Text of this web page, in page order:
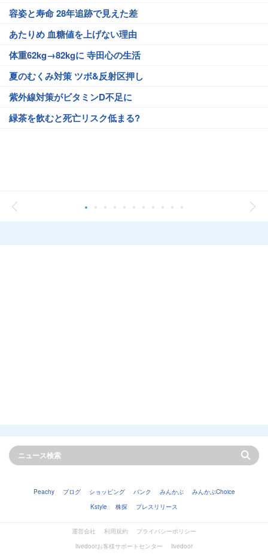
容姿と寿命 28年追跡で見えた差
あたりめ 血糖値を上げない理由
体重62kg→82kgに 寺田心の生活
夏のむくみ対策 ツボ&反射区押し
紫外線対策がビタミンD不足に
緑茶を飲むと死亡リスク低まる?
Peachy ブログ ショッピング バンク みんかぶ
みんかぶChoice
Kstyle
株探 プレスリリース
運営会社 利用規約
プライバシーポリシー
livedoorお客様サポートセンター
livedoor